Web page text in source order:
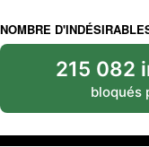
NOMBRE
215 082
bloqués